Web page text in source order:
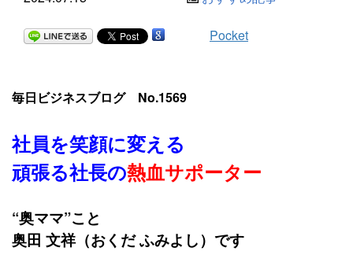
Pocket
毎日ビジネスブログ No.1569
社員を笑顔に変える
頑張る社長の熱血サポーター
“奥ママ”こと
奥田 文祥（おくだ ふみよし）です